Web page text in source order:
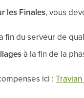
les Finales, vous
fin du serveur de
à la fin de la
ici :